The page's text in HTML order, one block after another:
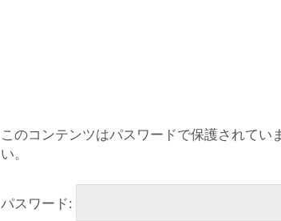
このコンテンツはパスワードで保護されて
い。
パスワード: